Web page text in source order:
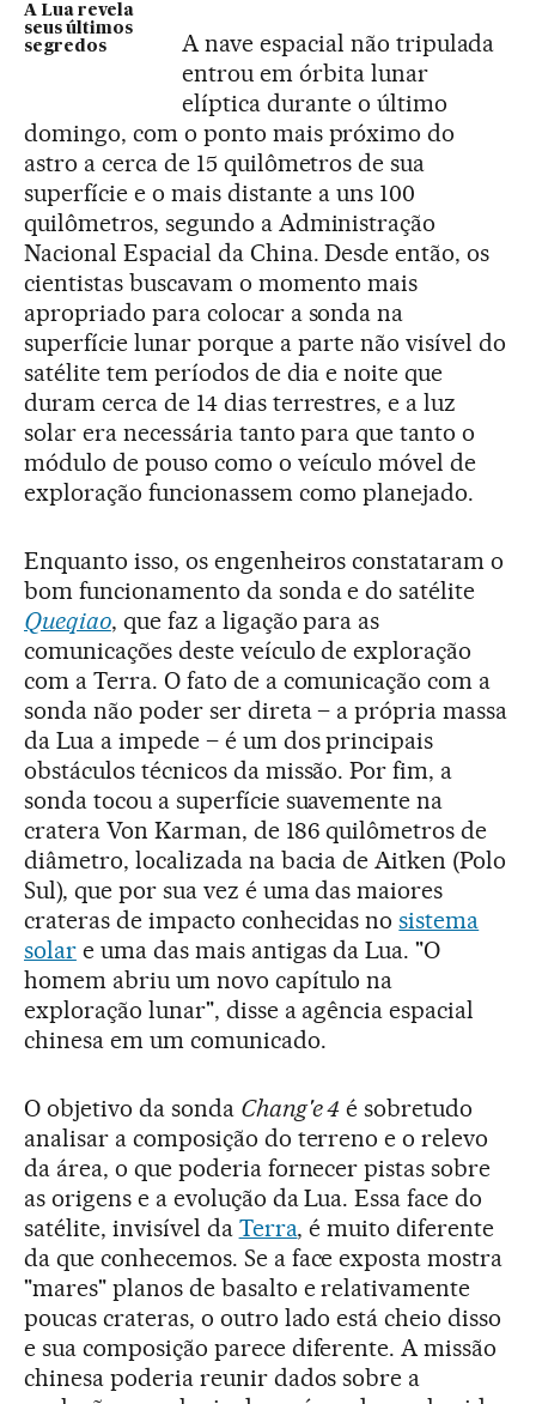
A Lua revela
seus últimos
segredos
A nave espacial não tripulada
entrou em órbita lunar
elíptica durante o último
domingo, com o ponto mais próximo do
astro a cerca de 15 quilômetros de sua
superfície e o mais distante a uns 100
quilômetros, segundo a Administração
Nacional Espacial da China. Desde então, os
cientistas buscavam o momento mais
apropriado para colocar a sonda na
superfície lunar porque a parte não visível do
satélite tem períodos de dia e noite que
duram cerca de 14 dias terrestres, e a luz
solar era necessária tanto para que tanto o
módulo de pouso como o veículo móvel de
exploração funcionassem como planejado.
Enquanto isso, os engenheiros constataram o
bom funcionamento da sonda e do satélite
Queqiao, que faz a ligação para as
comunicações deste veículo de exploração
com a Terra. O fato de a comunicação com a
sonda não poder ser direta – a própria massa
da Lua a impede – é um dos principais
obstáculos técnicos da missão. Por fim, a
sonda tocou a superfície suavemente na
cratera Von Karman, de 186 quilômetros de
diâmetro, localizada na bacia de Aitken (Polo
Sul), que por sua vez é uma das maiores
crateras de impacto conhecidas nosistema
solare uma das mais antigas da Lua. "O
homem abriu um novo capítulo na
exploração lunar", disse a agência espacial
chinesa em um comunicado.
O objetivo da sonda Chang'e 4 é sobretudo
analisar a composição do terreno e o relevo
da área, o que poderia fornecer pistas sobre
as origens e a evolução da Lua. Essa face do
satélite, invisível da Terra, é muito diferente
da que conhecemos. Se a face exposta mostra
"mares" planos de basalto e relativamente
poucas crateras, o outro lado está cheio disso
e sua composição parece diferente. A missão
chinesa poderia reunir dados sobre a